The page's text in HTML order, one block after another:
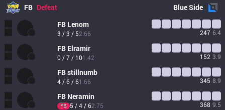
FB Defeat BlueSide
FB Lenom
3 / 3 / 52.66 247 6.4
FB Elramir
0 / 7 / 101.42 152 3.9
FBstillnumb
4 / 6 / 61.66 345 8.9
FB Neramin
FB 5 / 4 / 62.75 368 9.5